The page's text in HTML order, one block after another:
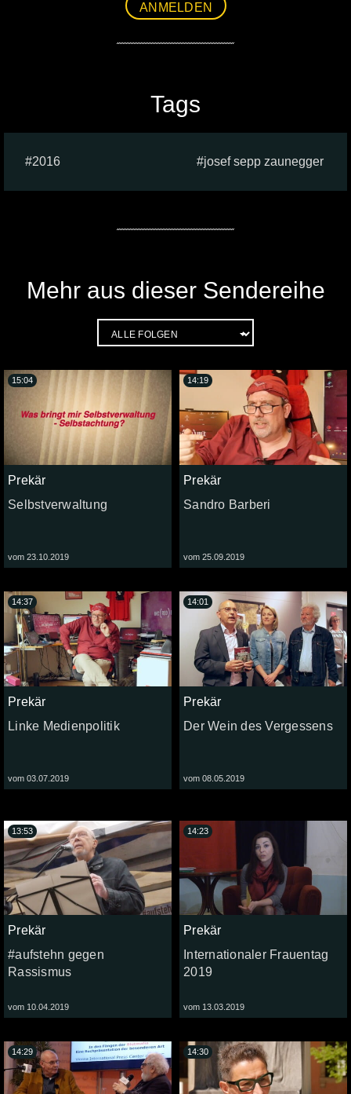
ANMELDEN
Tags
2016 josef sepp zaunegger
Mehr aus dieser Sendereihe
Prekär
Selbstverwaltung
vom 23.10.2019
15:04
Prekär
Sandro Barberi
vom 25.09.2019
14:19
Prekär
Linke Medienpolitik
vom 03.07.2019
14:37
Prekär
Der Wein des Vergessens
vom 08.05.2019
14:01
Prekär
#aufstehn gegen
Rassismus
vom 10.04.2019
13:53
Prekär
Internationaler Frauentag
2019
vom 13.03.2019
14:23
14:29 14:30